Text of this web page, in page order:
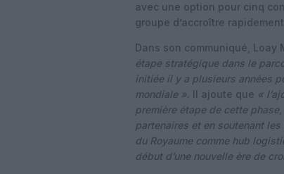
avec une option pour cinq
groupe d’accroître
Dans son communiqué, Loay
étape stratégique dans le
initiée il y a plusieurs années
mondiale ». Il ajoute que «
première étape de cette
partenaires et en soutenant
du Royaume comme hub
début d’une nouvelle ère de